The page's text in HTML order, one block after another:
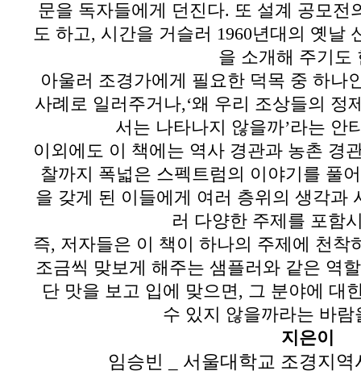
문을 독자들에게 던진다. 또 설계 공모전
도 하고, 시간을 거슬러 1960년대의 옛날
을 소개해 주기도
아울러 조경가에게 필요한 덕목 중 하나
사례로 일러주거나,‘왜 우리 조상들의 정
서는 나타나지 않을까’라는 안
이외에도 이 책에는 역사 경관과 농촌 경
찰까지 폭넓은 스펙트럼의 이야기를 풀
을 갖게 된 이들에게 여러 층위의 생각과
러 다양한 주제를 포함
즉, 저자들은 이 책이 하나의 주제에 천착
조금씩 맞보게 해주는 샘플러와 같은 역
단 맛을 보고 입에 맞으면, 그 분야에 대
수 있지 않을까라는 바람
지은이
임승빈
서울대학교 조경지